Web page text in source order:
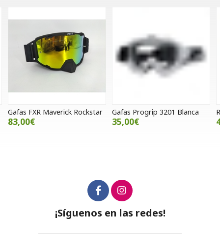
Gafas FXR Maverick Rockstar
83,00€
Gafas Progrip 3201 Blanca
35,00€
¡Síguenos en las redes!